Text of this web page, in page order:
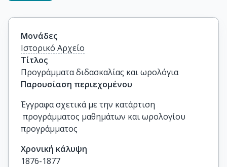
Μονάδες
Ιστορικό Αρχείο
Τίτλος
Προγράμματα διδασκαλίας και ωρολόγια
Παρουσίαση περιεχομένου
Έγγραφα σχετικά με την κατάρτιση
προγράμματος μαθημάτων και ωρολογίου
προγράμματος
Χρονική κάλυψη
1876-1877